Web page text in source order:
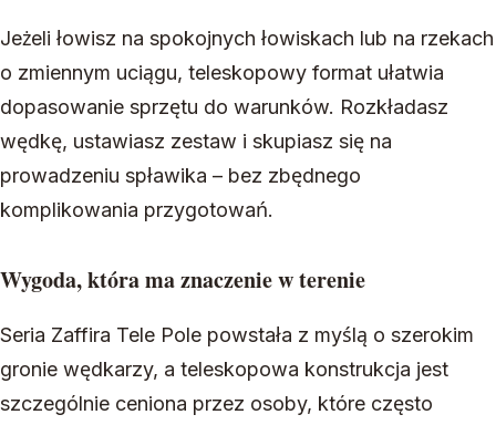
Jeżeli łowisz na spokojnych łowiskach lub na rzekach
o zmiennym uciągu, teleskopowy format ułatwia
dopasowanie sprzętu do warunków. Rozkładasz
wędkę, ustawiasz zestaw i skupiasz się na
prowadzeniu spławika – bez zbędnego
komplikowania przygotowań.
Wygoda, która ma znaczenie w terenie
Seria Zaffira Tele Pole powstała z myślą o szerokim
gronie wędkarzy, a teleskopowa konstrukcja jest
szczególnie ceniona przez osoby, które często